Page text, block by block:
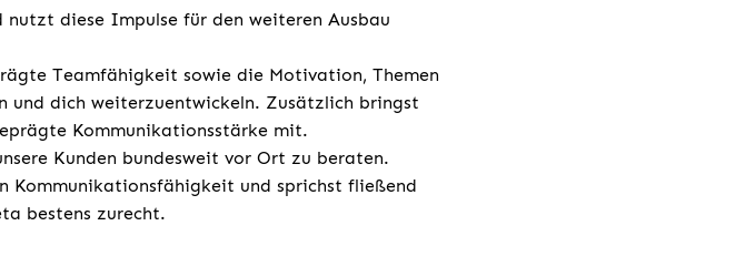
diese Impulse für den weiteren Ausbau
Teamfähigkeit sowie die Motivation, Themen
und dich weiterzuentwickeln. Zusätzlich bringst
Kommunikationsstärke mit.
Kunden bundesweit vor Ort zu beraten.
Kommunikationsfähigkeit und sprichst fließend
bestens zurecht.